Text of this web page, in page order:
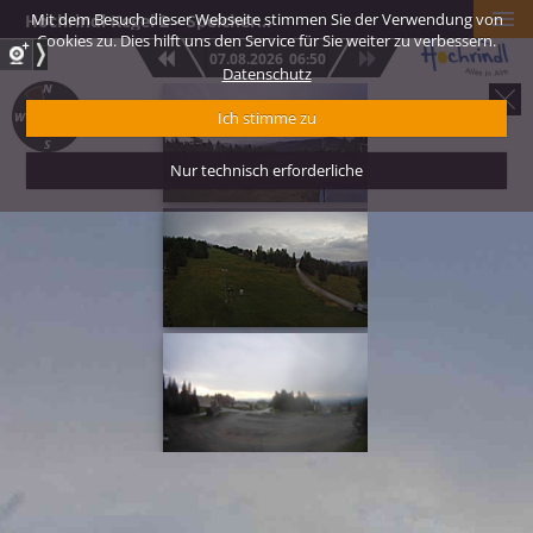
Mit dem Besuch dieser Webseite stimmen Sie der Verwendung von
Cookies zu. Dies hilft uns den Service für Sie weiter zu verbessern.
Datenschutz
Ich stimme zu
Nur technisch erforderliche
Hochrindl Kegel 2 – Speicherteich Blickrichtung Panorama Speikkofel
07.08.2026 06:50
Hochrindl Kegel
Süd